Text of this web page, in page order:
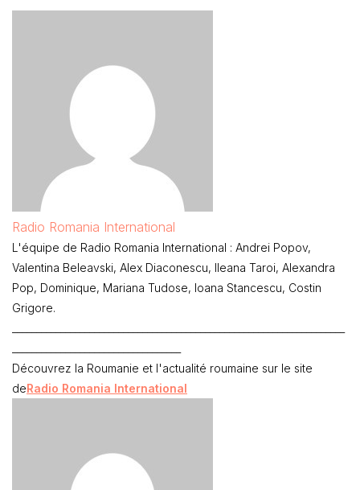
Radio Romania International
L'équipe de Radio Romania International : Andrei Popov,
Valentina Beleavski, Alex Diaconescu, Ileana Taroi, Alexandra
Pop, Dominique, Mariana Tudose, Ioana Stancescu, Costin
Grigore.
Découvrez la Roumanie et l'actualité roumaine sur le site
deRadio Romania International